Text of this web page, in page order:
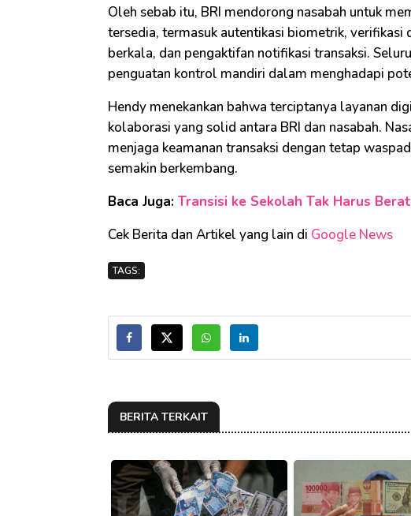
Oleh sebab itu, BRI mendorong nasabah untuk
tersedia, termasuk autentikasi biometrik, verifikasi
berkala, dan pengaktifan notifikasi transaksi.
penguatan kontrol mandiri dalam menghadapi
Hendy menekankan bahwa terciptanya layanan
kolaborasi yang solid antara BRI dan nasabah.
menjaga keamanan transaksi dengan tetap
semakin berkembang.
Baca Juga: Transisi ke Sekolah Tak Harus
Cek Berita dan Artikel yang lain di Google News
TAGS:
BERITA TERKAIT